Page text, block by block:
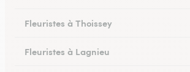
Fleuristes à Thoissey
Fleuristes à Lagnieu